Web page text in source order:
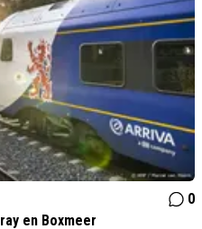
0
en Boxmeer